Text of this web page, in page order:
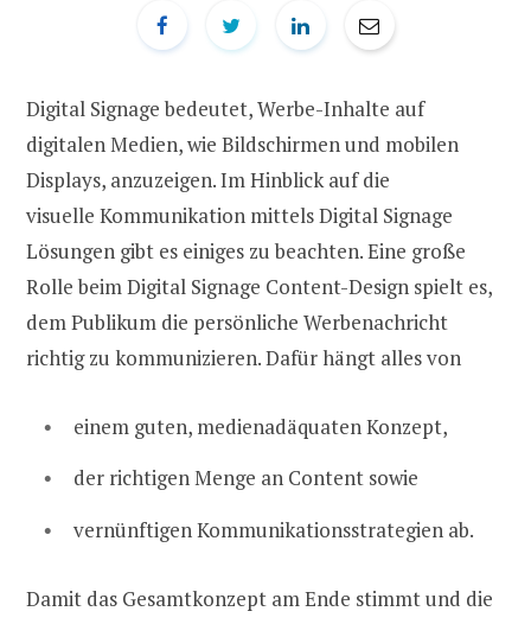
Digital Signage bedeutet, Werbe-Inhalte auf
digitalen Medien, wie Bildschirmen und mobilen
Displays, anzuzeigen. Im Hinblick auf die
visuelle Kommunikation mittels Digital Signage
Lösungen gibt es einiges zu beachten. Eine große
Rolle beim Digital Signage Content-Design spielt es,
dem Publikum die persönliche Werbenachricht
richtig zu kommunizieren. Dafür hängt alles von
einem guten, medienadäquaten Konzept,
der richtigen Menge an Content sowie
vernünftigen Kommunikationsstrategien ab.
Damit das Gesamtkonzept am Ende stimmt und die